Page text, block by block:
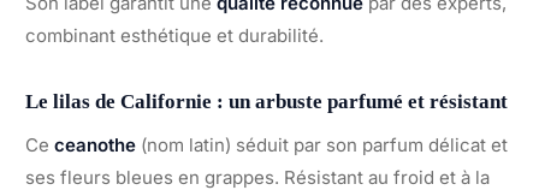
combinant esthétique et durabilité.
Le lilas de Californie : un arbuste parfumé et résistant
Ce ceanothe (nom latin) séduit par son parfum délicat et
ses fleurs bleues en grappes. Résistant au froid et à la